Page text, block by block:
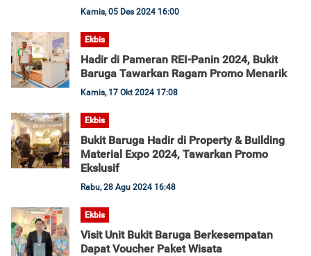
Kamis, 05 Des 2024 16:00
Ekbis
Hadir di Pameran REI-Panin 2024, Bukit
Baruga Tawarkan Ragam Promo Menarik
Kamis, 17 Okt 2024 17:08
Ekbis
Bukit Baruga Hadir di Property & Building
Material Expo 2024, Tawarkan Promo
Ekslusif
Rabu, 28 Agu 2024 16:48
Ekbis
Visit Unit Bukit Baruga Berkesempatan
Dapat Voucher Paket Wisata